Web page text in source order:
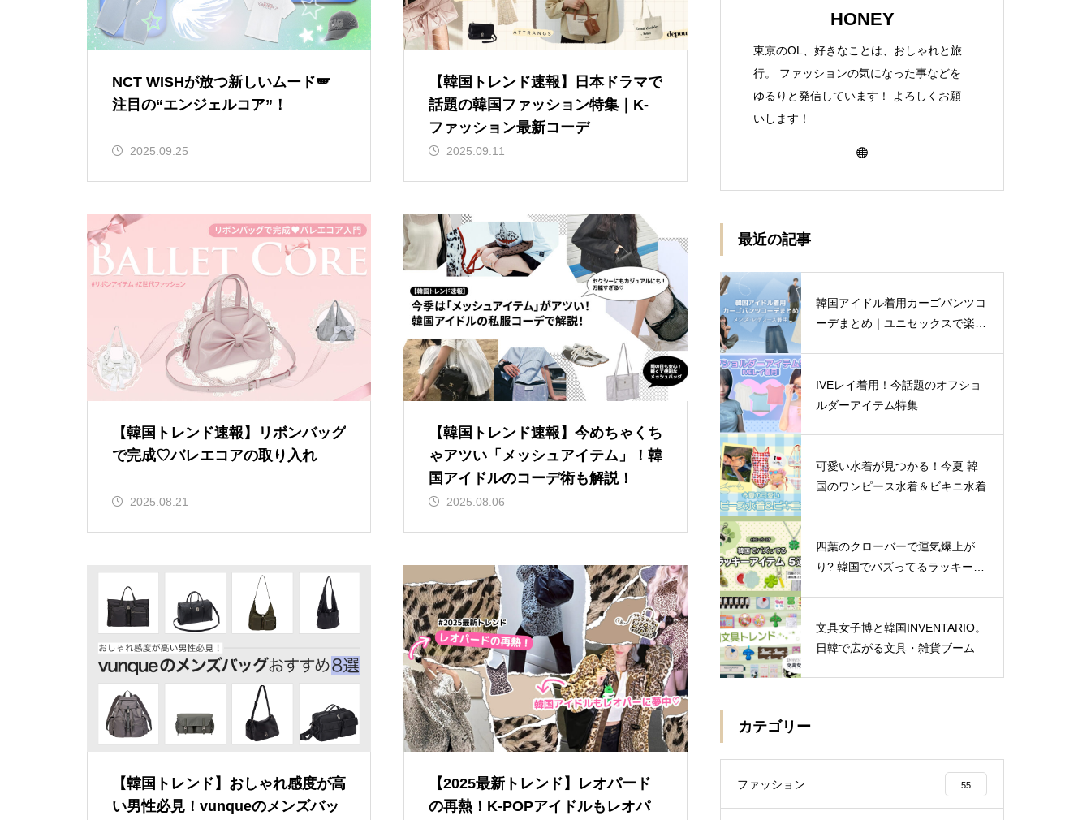
NCT WISHが放つ新しいムード🪽
注目の“エンジェルコア”！
2025.09.25
【韓国トレンド速報】日本ドラマで
話題の韓国ファッション特集｜K-
ファッション最新コーデ
2025.09.11
【韓国トレンド速報】リボンバッグ
で完成♡バレエコアの取り入れ
2025.08.21
【韓国トレンド速報】今めちゃくち
ゃアツい「メッシュアイテム」！韓
国アイドルのコーデ術も解説！
2025.08.06
【韓国トレンド】おしゃれ感度が高
い男性必見！vunqueのメンズバッ
【2025最新トレンド】レオパード
の再熱！K-POPアイドルもレオパ
HONEY
東京のOL、好きなことは、おしゃれと旅
行。 ファッションの気になった事などを
ゆるりと発信しています！ よろしくお願
いします！
最近の記事
韓国アイドル着用カーゴパンツコ
ーデまとめ｜ユニセックスで楽し
IVEレイ着用！今話題のオフショ
ルダーアイテム特集
可愛い水着が見つかる！今夏 韓
国のワンピース水着＆ビキニ水着
四葉のクローバーで運気爆上が
り? 韓国でバズってるラッキーア
文具女子博と韓国INVENTARIO。
日韓で広がる文具・雑貨ブーム
カテゴリー
ファッション 55